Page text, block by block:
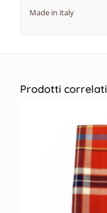
Made in italy
Prodotti correlati